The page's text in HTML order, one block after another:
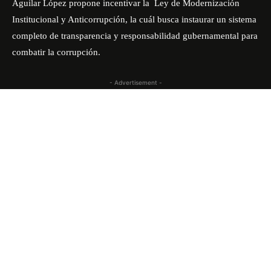
Aguilar López propone incentivar la Ley de Modernización
Institucional y Anticorrupción, la cuál busca instaurar un sistema
completo de transparencia y responsabilidad gubernamental para
combatir la corrupción.
- Advertisement -